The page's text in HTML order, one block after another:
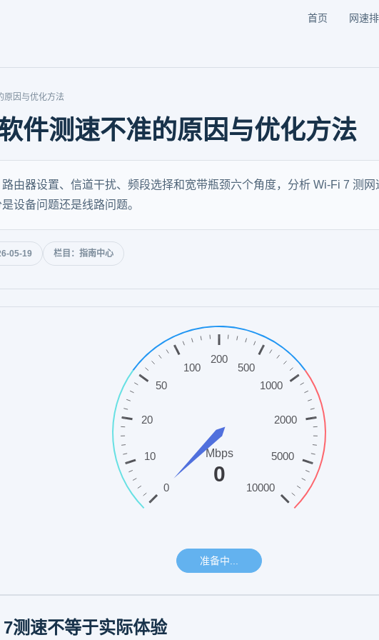
首页 网速
原因与优化方法
件测速不准的原因与优化方法
由器设置、信道干扰、频段选择和宽带瓶颈六个角度，分析 Wi-Fi 7 测
设备问题还是线路问题。
05-19 栏目：指南中心
测速不等于实际体验